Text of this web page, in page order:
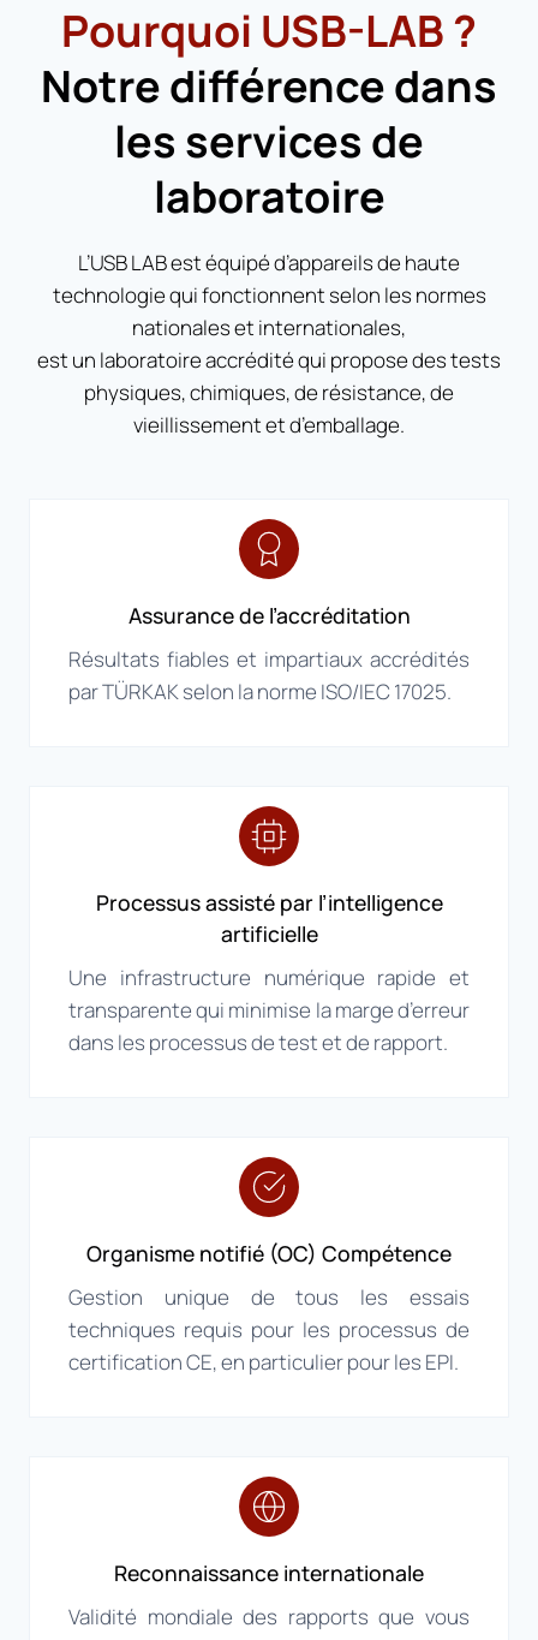
Pourquoi USB-LAB ?
Notre différence dans
les services de
laboratoire
L’USB LAB est équipé d’appareils de haute
technologie qui fonctionnent selon les normes
nationales et internationales,
est un laboratoire accrédité qui propose des tests
physiques, chimiques, de résistance, de
vieillissement et d’emballage.
Assurance de l’accréditation
Résultats fiables et impartiaux accrédités
par TÜRKAK selon la norme ISO/IEC 17025.
Processus assisté par l’intelligence
artificielle
Une infrastructure numérique rapide et
transparente qui minimise la marge d’erreur
dans les processus de test et de rapport.
Organisme notifié (OC) Compétence
Gestion unique de tous les essais
techniques requis pour les processus de
certification CE, en particulier pour les EPI.
Reconnaissance internationale
Validité mondiale des rapports que vous